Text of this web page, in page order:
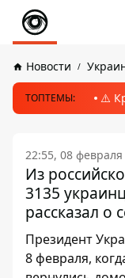
Новости
ТОПТЕМЫ: ⚠️
22:55, 08
Из
3135
рассказал о
Президент
8 февраля,